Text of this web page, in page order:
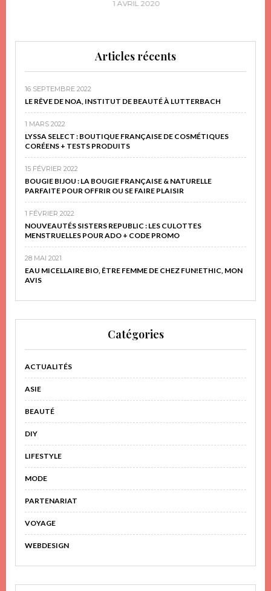
1 AVRIL 2020
Articles récents
16 SEPTEMBRE 2022
LE RÊVE DE NOA, INSTITUT DE BEAUTÉ À LUTTERBACH
1 MARS 2022
LYSSA SELECT : BOUTIQUE FRANÇAISE DE COSMÉTIQUES
CORÉENS + TESTS PRODUITS
15 FÉVRIER 2022
BOUGIE BIJOU : LA BOUGIE FRANÇAISE & NATURELLE
PARFAITE POUR OFFRIR OU SE FAIRE PLAISIR
1 FÉVRIER 2022
NOUVEAUTÉS SISTERS REPUBLIC : LES CULOTTES
MENSTRUELLES POUR ADO + CODE PROMO
28 MAI 2021
EAU MICELLAIRE BIO, ÊTRE FEMME DE CHEZ FUN!ETHIC, MON
AVIS
Catégories
ACTUALITÉS
ASIE
BEAUTÉ
DIY
LIFESTYLE
MODE
PARTENARIAT
VOYAGE
WEBDESIGN